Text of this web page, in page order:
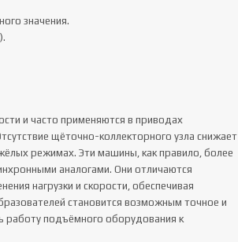
значения.
и часто применяются в приводах
щёточно-коллекторного узла снижает
режимах. Эти машины, как правило, более
аналогами. Они отличаются
нагрузки и скорости, обеспечивая
становится возможным точное и
работу подъёмного оборудования к